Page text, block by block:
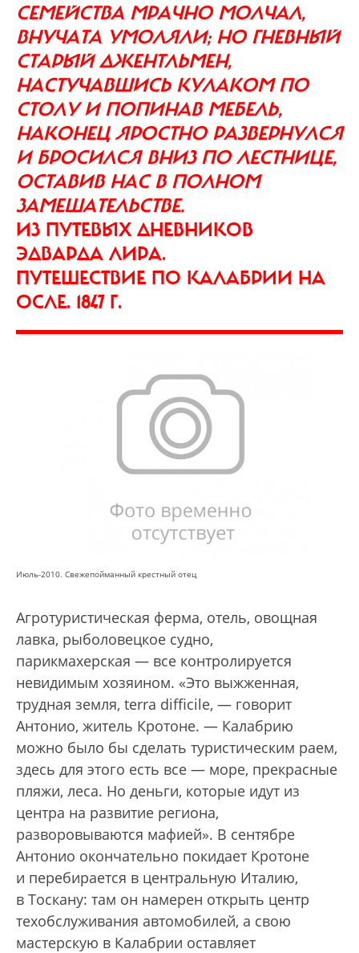
СЕМЕЙСТВА МРАЧНО МОЛЧАЛ,
ВНУЧАТА УМОЛЯЛИ; НО ГНЕВНЫЙ
СТАРЫЙ ДЖЕНТЛЬМЕН,
НАСТУЧАВШИСЬ КУЛАКОМ ПО
СТОЛУ И ПОПИНАВ МЕБЕЛЬ,
НАКОНЕЦ ЯРОСТНО РАЗВЕРНУЛСЯ
И БРОСИЛСЯ ВНИЗ ПО ЛЕСТНИЦЕ,
ОСТАВИВ НАС В ПОЛНОМ
ЗАМЕШАТЕЛЬСТВЕ.
ИЗ ПУТЕВЫХ ДНЕВНИКОВ
ЭДВАРДА ЛИРА.
ПУТЕШЕСТВИЕ ПО КАЛАБРИИ НА
ОСЛЕ. 1847 Г.
Июль-2010. Свежепойманный крестный отец
Агротуристическая ферма, отель, овощная
лавка, рыболовецкое судно,
парикмахерская — все контролируется
невидимым хозяином. «Это выжженная,
трудная земля, terra difficile, — говорит
Антонио, житель Кротоне. — Калабрию
можно было бы сделать туристическим раем,
здесь для этого есть все — море, прекрасные
пляжи, леса. Но деньги, которые идут из
центра на развитие региона,
разворовываются мафией». В сентябре
Антонио окончательно покидает Кротоне
и перебирается в центральную Италию,
в Тоскану: там он намерен открыть центр
техобслуживания автомобилей, а свою
мастерскую в Калабрии оставляет